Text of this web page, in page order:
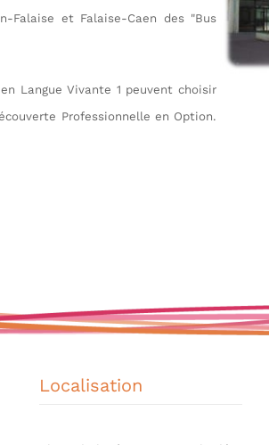
Falaise et Falaise-Caen des "Bus
Langue Vivante 1 peuvent choisir
Professionnelle en Option.
Localisation